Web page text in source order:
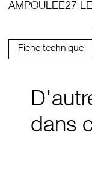
AMPOULEE27
Fiche technique
dans